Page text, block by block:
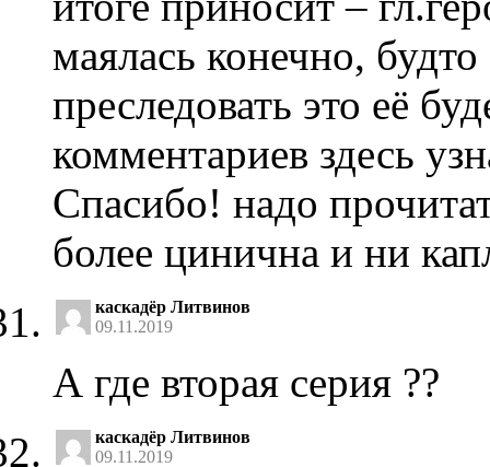
маялась конечно,
преследовать это её
комментариев здесь
Спасибо! надо
более цинична и ни
каскадёр Литвинов
09.11.2019
А где вторая серия ??
каскадёр Литвинов
09.11.2019